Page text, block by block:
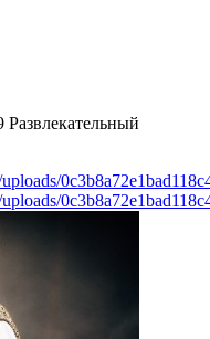
Развлекательный